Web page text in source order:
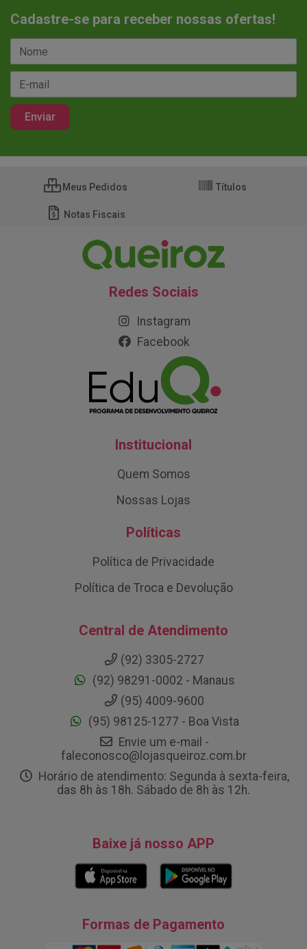
Cadastre-se para receber nossas ofertas!
Meus Pedidos Títulos
Notas Fiscais
Redes Sociais
Instagram
Facebook
Institucional
Quem Somos
Nossas Lojas
Políticas
Política de Privacidade
Política de Troca e Devolução
Central de Atendimento
(92) 3305-2727
(92) 98291-0002 - Manaus
(95) 4009-9600
(95) 98125-1277 - Boa Vista
Envie um e-mail -
faleconosco@lojasqueiroz.com.br
Horário de atendimento: Segunda à sexta-feira,
das 8h às 18h. Sábado de 8h às 12h.
Baixe já nosso APP
Formas de Pagamento